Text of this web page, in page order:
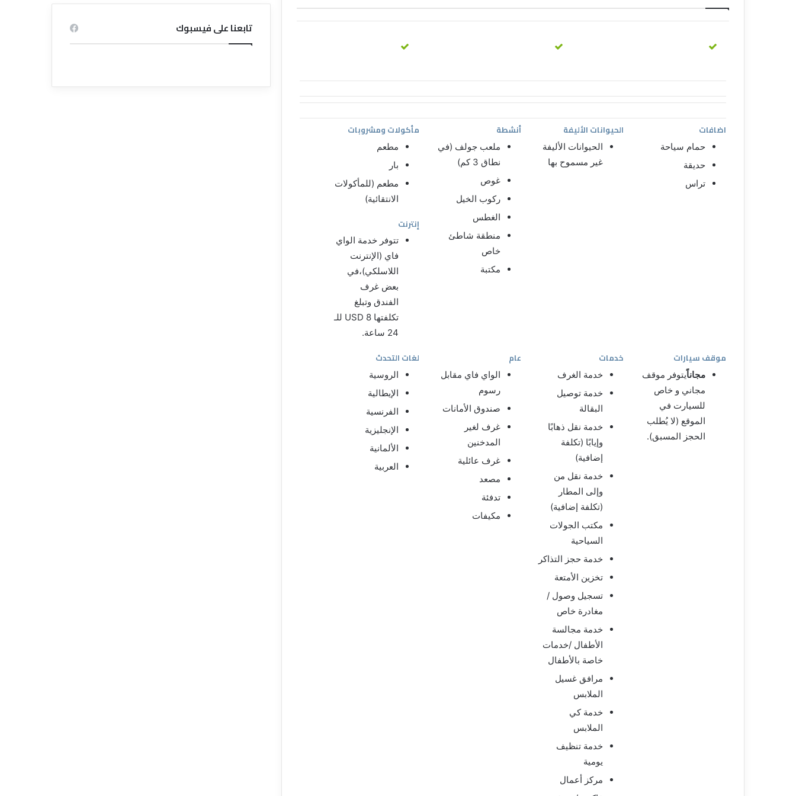
اضافات
حمام سياحة
حديقة
تراس
الحيوانات الأليفة
الحيوانات الأليفة
غير مسموح بها
أنشطة
ملعب جولف (في
نطاق 3 كم)
غوص
ركوب الخيل
الغطس
منطقة شاطئ
خاص
مكتبة
مأكولات ومشروبات
مطعم
بار
مطعم (للمأكولات
الانتقائية)
إنترنت
تتوفر خدمة الواي
فاي (الإنترنت
اللاسلكي)،في
بعض غرف
الفندق وتبلغ
تكلفتها USD 8 للـ
24 ساعة.
موقف سيارات
مجاناًيتوفر موقف
مجاني و خاص
للسيارت في
الموقع (لا يُطلب
الحجز المسبق).
خدمات
خدمة الغرف
خدمة توصيل
البقالة
خدمة نقل ذهابًا
وإيابًا (تكلفة
إضافية)
خدمة نقل من
وإلى المطار
(تكلفة إضافية)
مكتب الجولات
السياحية
خدمة حجز التذاكر
تخزين الأمتعة
تسجيل وصول /
مغادرة خاص
خدمة مجالسة
الأطفال /خدمات
خاصة بالأطفال
مرافق غسيل
الملابس
خدمة كي
الملابس
خدمة تنظيف
يومية
مركز أعمال
عام
الواي فاي مقابل
رسوم
صندوق الأمانات
غرف لغير
المدخنين
غرف عائلية
مصعد
تدفئة
مكيفات
لغات التحدث
الروسية
الإيطالية
الفرنسية
الإنجليزية
الألمانية
العربية
تابعنا على فيسبوك